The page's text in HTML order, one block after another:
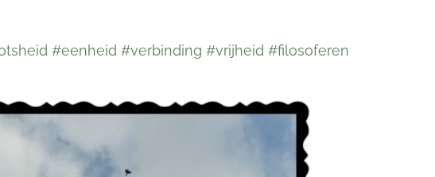
#eenheid #verbinding #vrijheid #filosoferen